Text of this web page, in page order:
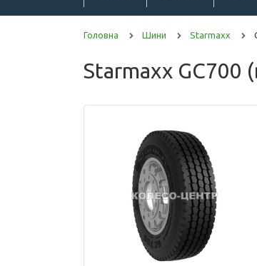
Головна Шини Starmaxx
Starmaxx GC700